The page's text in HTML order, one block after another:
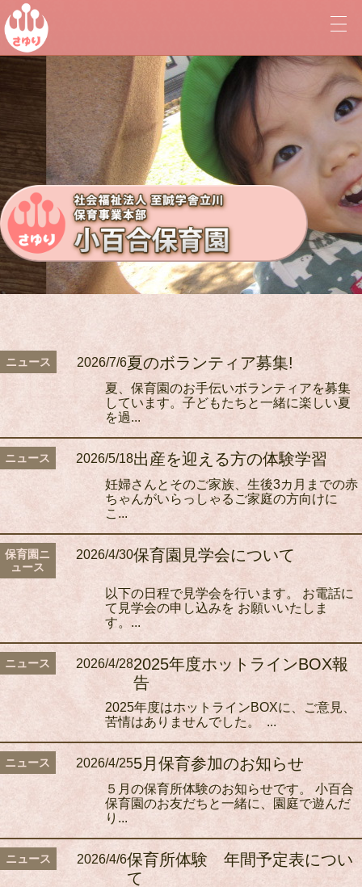
社会福祉法人 至誠学舎立川 保育事業本務 立川・世田谷ブロ
ニュース 2026/7/6夏のボランティア募集!
夏、保育園のお手伝いボランティアを募集
しています。子どもたちと一緒に楽しい夏
を過...
ニュース 2026/5/18出産を迎える方の体験学習
妊婦さんとそのご家族、生後3カ月までの赤
ちゃんがいらっしゃるご家庭の方向けに
こ...
保育園ニ
ュース
2026/4/30保育園見学会について
以下の日程で見学会を行います。 お電話に
て見学会の申し込みを お願いいたしま
す。...
ニュース 2026/4/282025年度ホットラインBOX報
告
2025年度はホットラインBOXに、ご意見、
苦情はありませんでした。 ...
ニュース 2026/4/255月保育参加のお知らせ
５月の保育所体験のお知らせです。 小百合
保育園のお友だちと一緒に、園庭で遊んだ
り...
ニュース 2026/4/6保育所体験 年間予定表につい
て